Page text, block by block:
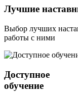
Лучшие
Выбор лучших
работы с ними
Доступное
обучение